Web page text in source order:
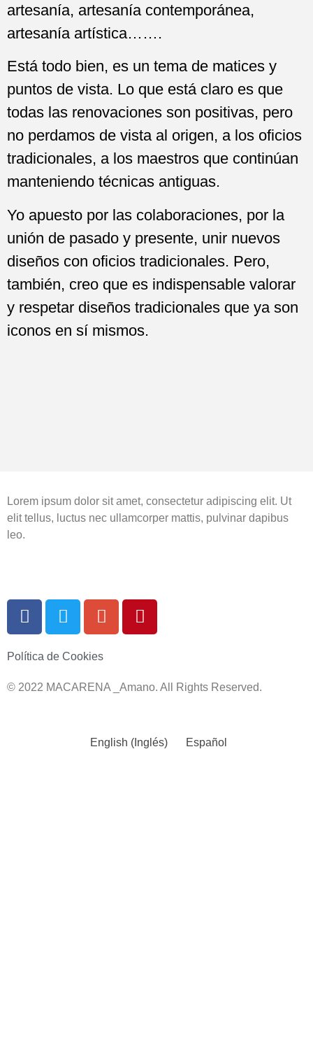
artesanía, artesanía contemporánea,
artesanía artística…….
Está todo bien, es un tema de matices y
puntos de vista. Lo que está claro es que
todas las renovaciones son positivas, pero
no perdamos de vista al origen, a los oficios
tradicionales, a los maestros que continúan
manteniendo técnicas antiguas.
Yo apuesto por las colaboraciones, por la
unión de pasado y presente, unir nuevos
diseños con oficios tradicionales. Pero,
también, creo que es indispensable valorar
y respetar diseños tradicionales que ya son
iconos en sí mismos.
Lorem ipsum dolor sit amet, consectetur adipiscing elit. Ut
elit tellus, luctus nec ullamcorper mattis, pulvinar dapibus
leo.
Política de Cookies
© 2022 MACARENA _Amano. All Rights Reserved.
English ( Inglés) Español